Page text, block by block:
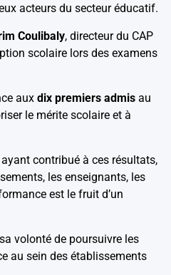
acteurs du secteur éducatif.
Coulibaly, directeur du CAP
scolaire lors des examens
aux dix premiers admisau
le mérite scolaire et à
contribué à ces résultats,
les enseignants, les
est le fruit d’un
volonté de poursuivre les
au sein des établissements